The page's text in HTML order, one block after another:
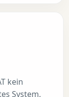
kein
System.